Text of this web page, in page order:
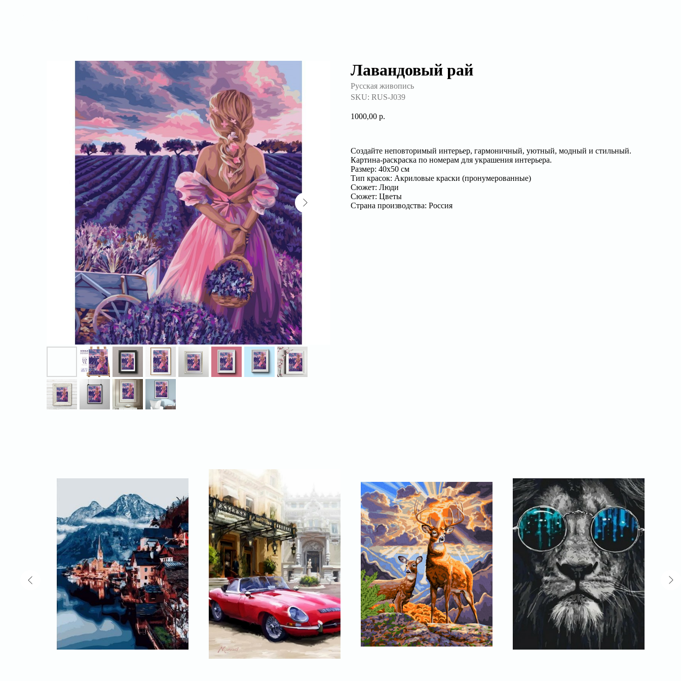
Лавандовый рай
Русская живопись
SKU: RUS-J039
1000,00 р.
Создайте неповторимый интерьер, гармоничный, уютный, модный и стильный.
Картина-раскраска по номерам для украшения интерьера.
Размер: 40х50 см
Тип красок: Акриловые краски (пронумерованные)
Сюжет: Люди
Сюжет: Цветы
Страна производства: Россия